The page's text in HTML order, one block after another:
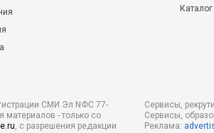
СМИ Эл NФС 77-
материалов - только со
, с разрешения редакции
Сервисы,
Сервисы,
Реклама: